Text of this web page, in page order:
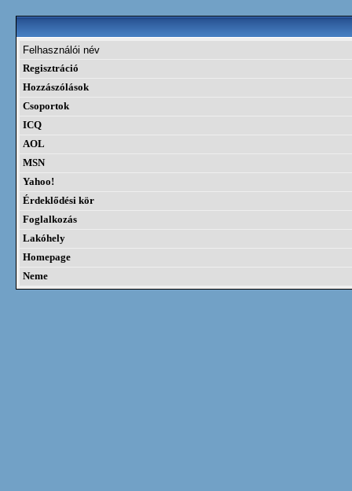
Felhasználói név
Regisztráció
Hozzászólások
Csoportok
ICQ
AOL
MSN
Yahoo!
Érdeklődési kör
Foglalkozás
Lakóhely
Homepage
Neme